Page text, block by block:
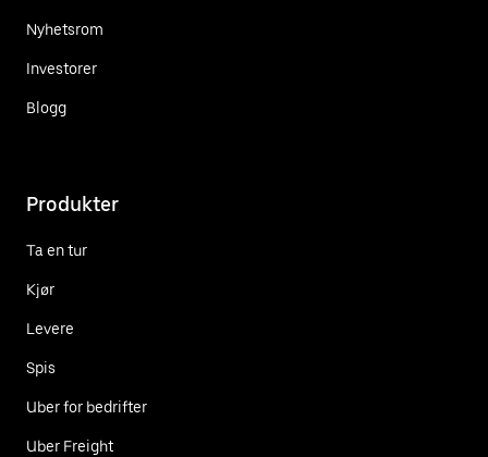
Nyhetsrom
Investorer
Blogg
Produkter
Ta en tur
Kjør
Levere
Spis
Uber for bedrifter
Uber Freight